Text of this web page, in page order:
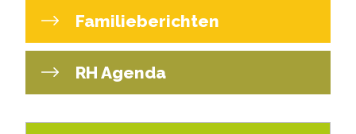
Familieberichten
RH Agenda